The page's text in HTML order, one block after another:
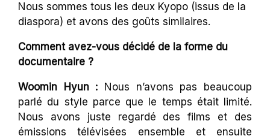
Nous sommes tous les deux Kyopo (issus de la
diaspora) et avons des goûts similaires.
Comment avez-vous décidé de la forme du
documentaire ?
Woomin Hyun : Nous n’avons pas beaucoup
parlé du style parce que le temps était limité.
Nous avons juste regardé des films et des
émissions télévisées ensemble et ensuite